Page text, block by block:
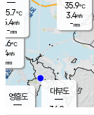
의도
℃
m/s
mm
영흥도
대부도
36.9
35.7℃
5.4m/s
-mm
35.9℃
3.4m/s
-mm